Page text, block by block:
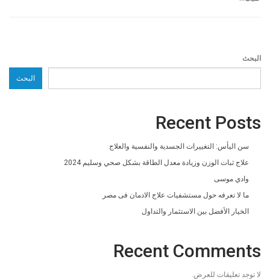
البحث
البحث
Recent Posts
سن اليأس: التغييرات الجسدية والنفسية والعلاج
علاج ثبات الوزن وزيادة معدل الطاقة بشكل صحي وسليم 2024
وادي موسى
ما لا تعرفه حول مستشفيات علاج الادمان فى مصر
الخيار الأفضل بين الاستثمار والتداول
Recent Comments
لا توجد تعليقات للعرض.